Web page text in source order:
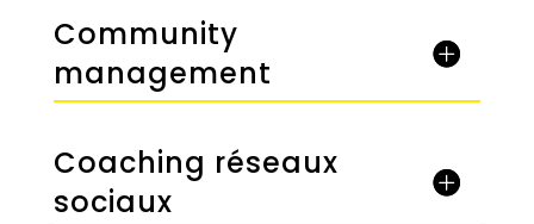
Community
management
Coaching réseaux
sociaux